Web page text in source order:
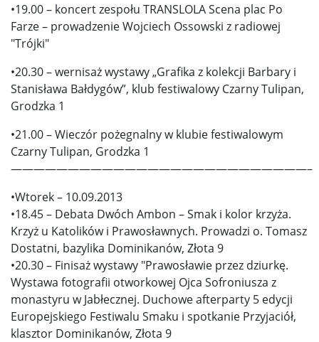
•19.00 – koncert zespołu TRANSLOLA Scena plac Po
Farze – prowadzenie Wojciech Ossowski z radiowej
"Trójki"
•20.30 – wernisaż wystawy „Grafika z kolekcji Barbary i
Stanisława Bałdygów”, klub festiwalowy Czarny Tulipan,
Grodzka 1
•21.00 – Wieczór pożegnalny w klubie festiwalowym
Czarny Tulipan, Grodzka 1
——————————————————————————–
•Wtorek – 10.09.2013
•18.45 – Debata Dwóch Ambon – Smak i kolor krzyża.
Krzyż u Katolików i Prawosławnych. Prowadzi o. Tomasz
Dostatni, bazylika Dominikanów, Złota 9
•20.30 – Finisaż wystawy "Prawosławie przez dziurkę.
Wystawa fotografii otworkowej Ojca Sofroniusza z
monastyru w Jabłecznej. Duchowe afterparty 5 edycji
Europejskiego Festiwalu Smaku i spotkanie Przyjaciół,
klasztor Dominikanów, Złota 9